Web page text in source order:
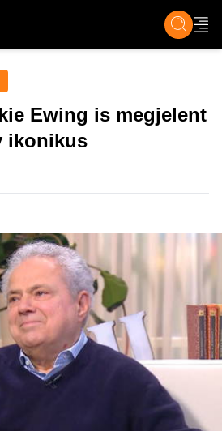
ÉLET TECH &
Ewing is megjelent
ikonikus